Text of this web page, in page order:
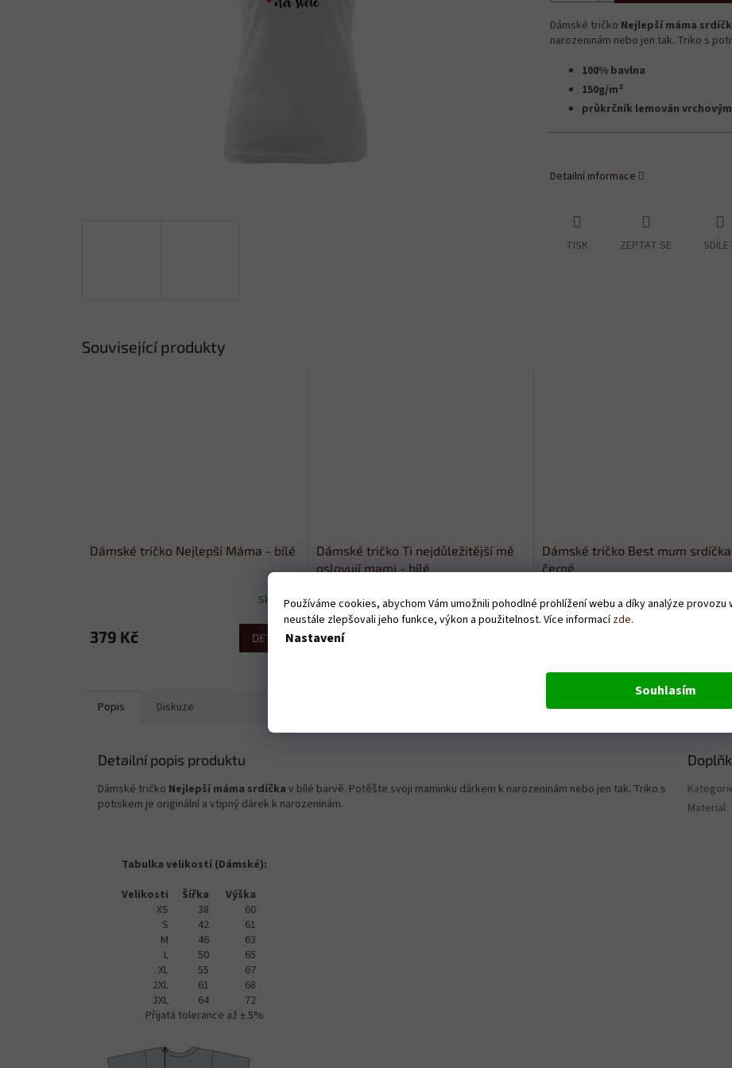
Používáme cookies, abychom Vám umožnili pohodlné prohlížení webu a díky analýze provozu
neustále zlepšovali jeho funkce, výkon a použitelnost. Více informacízde.
Nastavení
Souhlasím
Dámské tričko Nejlepší máma
narozeninám nebo jen tak. Triko s
100% bavlna
150g/m2
průkrčník lemován
Detailní informace
TISK ZEPTAT SE
Související produkty
Dámské tričko Nejlepší Máma - bílé
Skladem
379 Kč DETAIL
Dámské tričko Ti nejdůležitější mě
oslovují mami - bílé
Skladem
379 Kč
Dámské tričko Best mum
černé
Popis Diskuze
Detailní popis produktu
Dámské tričko Nejlepší máma srdíčka v bílé barvě. Potěšte svoji maminku dárkem k narozeninám nebo jen tak. Triko s
potiskem je originální a vtipný dárek k narozeninám.
Tabulka velikostí (Dámské):
Velikosti
Šířka
Výška
XS
38
60
S
42
61
M
46
63
L
50
65
XL
55
67
2XL
61
68
3XL
64
72
Přijatá tolerance až ± 5%
Material: